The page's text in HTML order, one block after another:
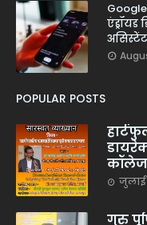
एंड्रॉयड
असिस्टेंट
POPULAR POSTS
कॉलेज
जुलाई
गुरु